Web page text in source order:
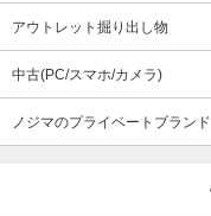
アウトレット掘り出し物
中古(PC/スマホ/カメラ)
ノジマのプライベートブランド